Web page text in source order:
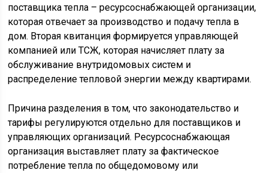
поставщика тепла – ресурсоснабжающей организации,
которая отвечает за производство и подачу тепла в
дом. Вторая квитанция формируется управляющей
компанией или ТСЖ, которая начисляет плату за
обслуживание внутридомовых систем и
распределение тепловой энергии между квартирами.
Причина разделения в том, что законодательство и
тарифы регулируются отдельно для поставщиков и
управляющих организаций. Ресурсоснабжающая
организация выставляет плату за фактическое
потребление тепла по общедомовому или